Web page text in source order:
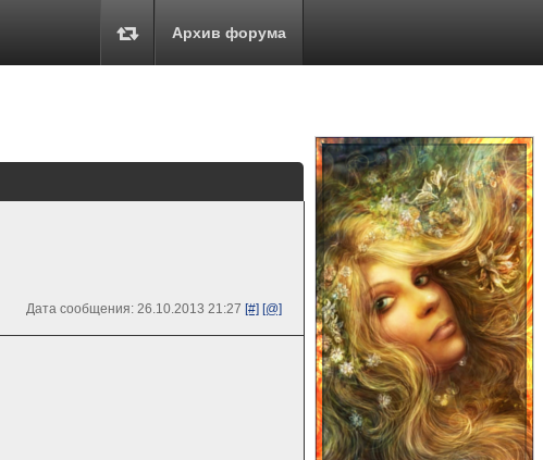
Архив форума
Дата сообщения: 26.10.2013 21:27 [#] [@]